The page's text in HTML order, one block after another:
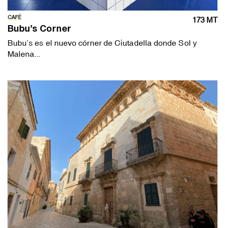
CAFÉ 173 MT
Bubu’s Corner
Bubu’s es el nuevo córner de Ciutadella donde Sol y
Malena...